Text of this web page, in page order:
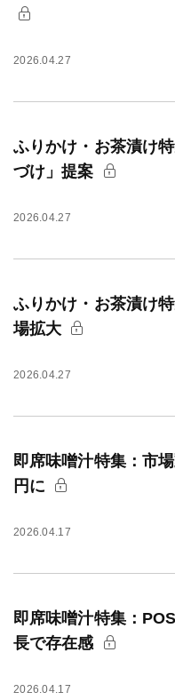
2026.04.27
ふりかけ・お茶漬け
づけ」提案
2026.04.27
ふりかけ・お茶漬け
場拡大
2026.04.27
即席味噌汁特集：市
円に
2026.04.17
即席味噌汁特集：
長で存在感
2026.04.17